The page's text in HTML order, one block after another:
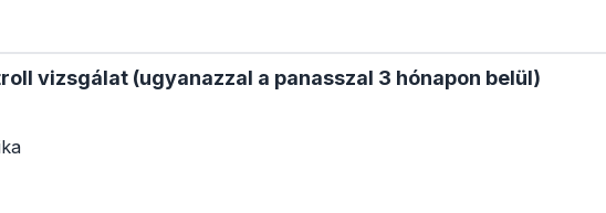
vizsgálat (ugyanazzal a panasszal 3 hónapon belül)